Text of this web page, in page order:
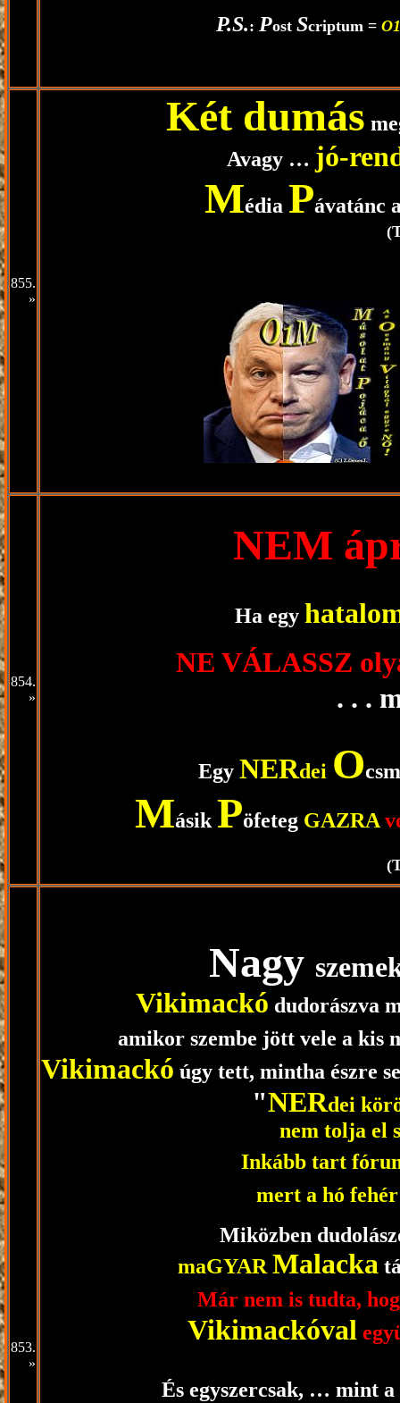
P.S.: Post Scriptum =
855.
»
Két dumás
Avagy … jó-
Média Pávatánc
854.
»
NEM
Ha egy
NE VÁLASSZ
. . .
Egy NERdei O
Másik Pöfeteg GAZRA
853.
»
Nagy
Vikimackó dudorászva
amikor szembe jött vele a kis
Vikimackó úgy tett, mintha észre
"NERdei
nem tolja el
Inkább tart
mert a hó fehér
Miközben
maGYAR Malacka
Már nem is tudta,
Vikimackóval
És egyszercsak, … mint